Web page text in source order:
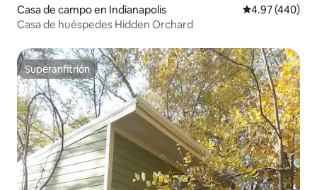
Casa de campo en Indianapolis Calificación
4.97 (440)
Casa de huéspedes Hidden Orchard
Superanfitrión
Superanfitrión